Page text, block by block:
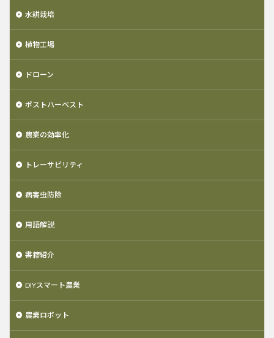
水耕栽培
植物工場
ドローン
ポストハーベスト
農業の効率化
トレーサビリティ
病害虫防除
用語解説
書籍紹介
DIYスマート農業
農業ロボット